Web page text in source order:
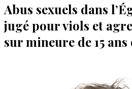
Abus sexuels dans
jugé pour viols et
sur mineure de 15